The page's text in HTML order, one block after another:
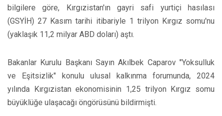
bilgilere göre, Kırgızistan'ın gayri safi yurtiçi hasılası
(GSYİH) 27 Kasım tarihi itibariyle 1 trilyon Kırgız somu'nu
(yaklaşık 11,2 milyar ABD doları) aştı.
Bakanlar Kurulu Başkanı Sayın Akılbek Caparov "Yoksulluk
ve Eşitsizlik" konulu ulusal kalkınma forumunda, 2024
yılında Kırgızistan ekonomisinin 1,25 trilyon Kırgız somu
büyüklüğe ulaşacağı öngörüsünü bildirmişti.